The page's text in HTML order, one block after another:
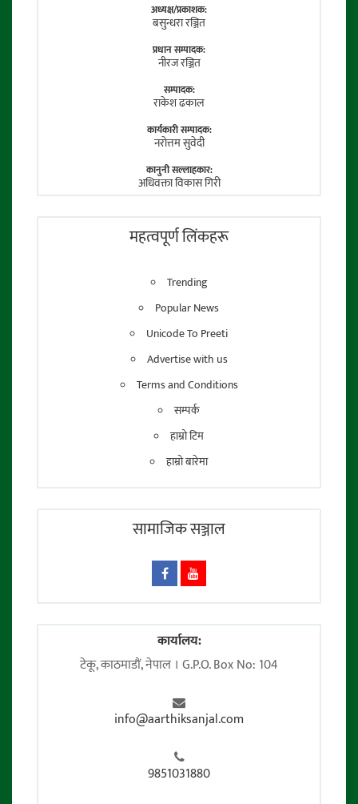
अध्यक्ष/प्रकाशक:
बसुन्धरा रञ्जित
प्रधान सम्पादक:
नीरज रञ्जित
सम्पादक:
राकेश ढकाल
कार्यकारी सम्पादक:
नराेत्तम सुवेदी
कानुनी सल्लाहकार:
अधिवक्ता विकास गिरी
तेजेन्द्र श्रेष्ठ
महत्वपूर्ण लिंकहरू
Trending
Popular News
Unicode To Preeti
Advertise with us
Terms and Conditions
सम्पर्क
हाम्रो टिम
हाम्रो बारेमा
सामाजिक सञ्जाल
कार्यालय:
टेकू, काठमाडाैं, नेपाल । G.P.O. Box No: 104
info@aarthiksanjal.com
9851031880